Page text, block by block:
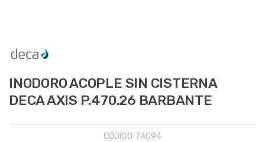
INODORO ACOPLE SIN CISTERNA
DECA AXIS P.470.26 BARBANTE
CÓDIGO: 74094